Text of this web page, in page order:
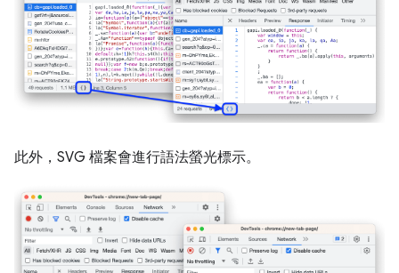
此外，SVG 檔案會進行語法螢光標示。